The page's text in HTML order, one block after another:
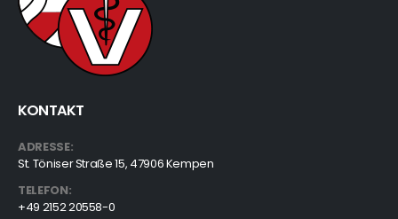
KONTAKT
ADRESSE:
St. Töniser Straße 15, 47906 Kempen
TELEFON:
+49 2152 20558-0